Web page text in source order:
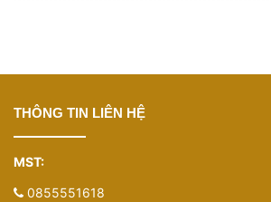
THÔNG TIN LIÊN HỆ
MST:
0855551618